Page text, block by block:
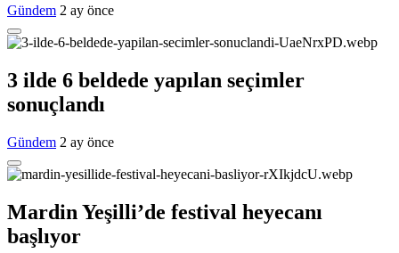
Gündem 2 ay önce
3 ilde 6 beldede yapılan seçimler
sonuçlandı
Gündem 2 ay önce
Mardin Yeşilli’de festival heyecanı
başlıyor